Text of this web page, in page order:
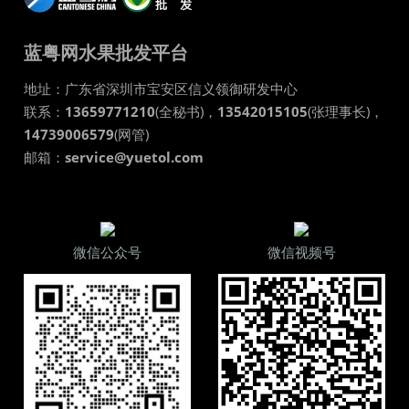
蓝粤网水果批发平台
地址： 广东省深圳市宝安区信义领御研发中心
联系： 13659771210(全秘书)， 13542015105(张理事长)，
14739006579(网管)
邮箱：service@yuetol.com
微信公众号 微信视频号